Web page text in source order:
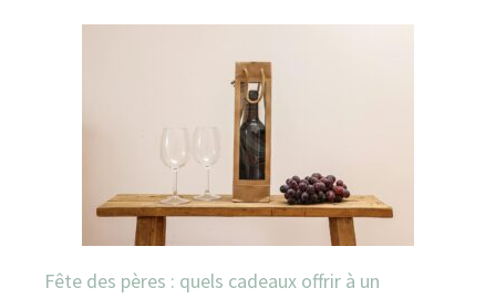
Fête des pères : quels cadeaux offrir à un